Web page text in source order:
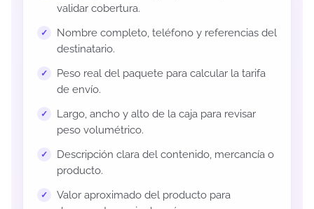
validar cobertura.
Nombre completo, teléfono y referencias del
destinatario.
Peso real del paquete para calcular la tarifa
de envío.
Largo, ancho y alto de la caja para revisar
peso volumétrico.
Descripción clara del contenido, mercancía o
producto.
Valor aproximado del producto para